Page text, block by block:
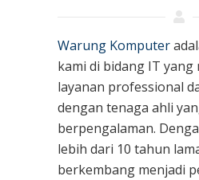
Warung Komputer
kami di bidang IT yang
layanan professional
dengan tenaga ahli
berpengalaman.
lebih dari 10 tahun
berkembang menjadi